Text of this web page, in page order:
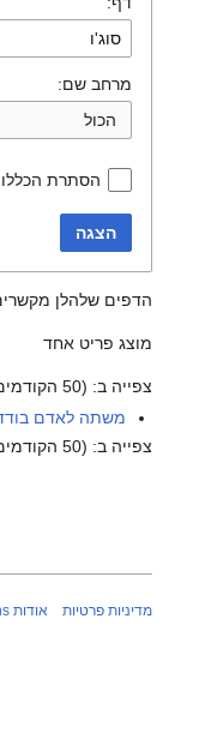
מרחב שם:
הכול
הסתרת
הצגה
הדפים שלהלן
מוצג פריט אחד
צפייה ב: (50 הקודמים
משתה לאדם
צפייה ב: (50 הקודמים
מדיניות פרטיות אודות poetrans